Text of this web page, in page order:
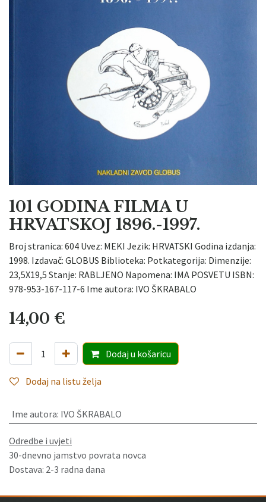
101 GODINA FILMA U
HRVATSKOJ 1896.-1997.
Broj stranica: 604 Uvez: MEKI Jezik: HRVATSKI Godina izdanja:
1998. Izdavač: GLOBUS Biblioteka: Potkategorija: Dimenzije:
23,5X19,5 Stanje: RABLJENO Napomena: IMA POSVETU ISBN:
978-953-167-117-6 Ime autora: IVO ŠKRABALO
14,00 €
Dodaju košaricu
Dodaj na listu želja
Ime autora: IVO ŠKRABALO
Odredbe i uvjeti
30-dnevno jamstvo povrata novca
Dostava: 2-3 radna dana